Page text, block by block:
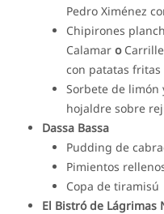
Pedro Ximénez
Chipirones
Calamaro
con patatas fritas
Sorbete de limón
hojaldre sobre
Dassa Bassa
Pudding de
Pimientos
Copa de tiramisú
El Bistró de Lágrimas